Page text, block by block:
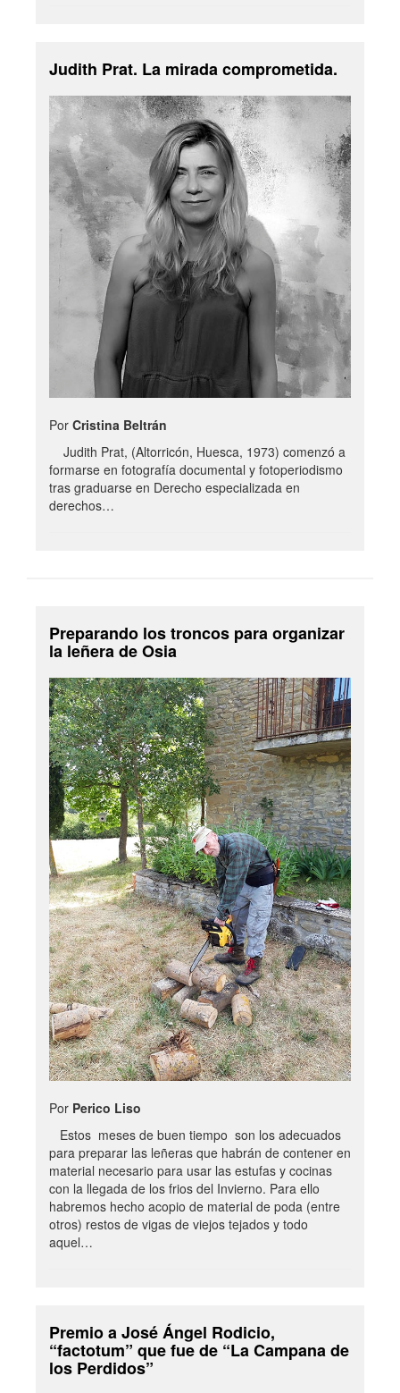
Judith Prat. La mirada comprometida.
Por Cristina Beltrán
Judith Prat, (Altorricón, Huesca, 1973) comenzó a
formarse en fotografía documental y fotoperiodismo
tras graduarse en Derecho especializada en
derechos…
Preparando los troncos para organizar
la leñera de Osia
Por Perico Liso
Estos meses de buen tiempo son los adecuados
para preparar las leñeras que habrán de contener en
material necesario para usar las estufas y cocinas
con la llegada de los frios del Invierno. Para ello
habremos hecho acopio de material de poda (entre
otros) restos de vigas de viejos tejados y todo
aquel…
Premio a José Ángel Rodicio,
“factotum” que fue de “La Campana de
los Perdidos”